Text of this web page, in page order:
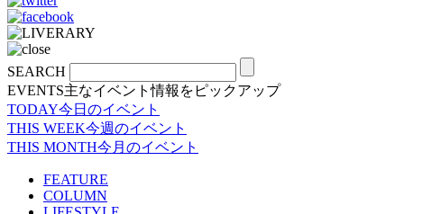
SEARCH
EVENTS主なイベント情報をピックアップ
TODAY今日のイベント
THIS WEEK今週のイベント
THIS MONTH今月のイベント
FEATURE
COLUMN